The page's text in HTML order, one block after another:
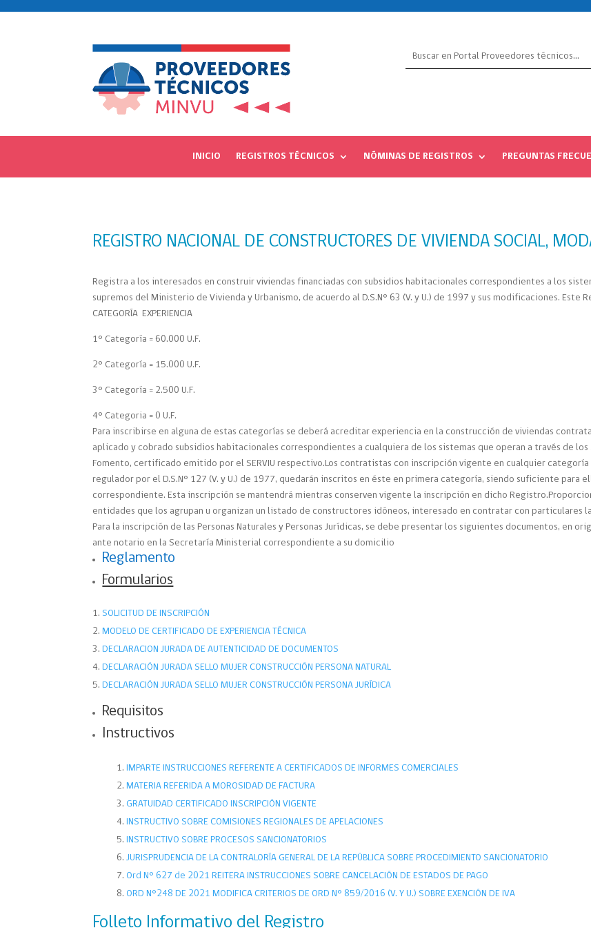
INICIO REGISTROS TÉCNICOS NÓMINAS DE REGISTROS PREGUNTAS
REGISTRO NACIONAL DE CONSTRUCTORES DE VIVIENDA SOCIAL,
Registra a los interesados en construir viviendas financiadas con subsidios habitacionales correspondientes a los
supremos del Ministerio de Vivienda y Urbanismo, de acuerdo al D.S.N° 63 (V. y U.) de 1997 y sus modificaciones.
CATEGORÍA EXPERIENCIA
1° Categoría = 60.000 U.F.
2° Categoría = 15.000 U.F.
3° Categoría = 2.500 U.F.
4° Categoria = 0 U.F.
Para inscribirse en alguna de estas categorías se deberá acreditar experiencia en la construcción de viviendas
aplicado y cobrado subsidios habitacionales correspondientes a cualquiera de los sistemas que operan a través de los
Fomento, certificado emitido por el SERVIU respectivo.Los contratistas con inscripción vigente en cualquier
regulador por el D.S.N° 127 (V. y U.) de 1977, quedarán inscritos en éste en primera categoría, siendo suficiente
correspondiente. Esta inscripción se mantendrá mientras conserven vigente la inscripción en dicho
entidades que los agrupan u organizan un listado de constructores idóneos, interesado en contratar con particulares
Para la inscripción de las Personas Naturales y Personas Jurídicas, se debe presentar los siguientes documentos, en
ante notario en la Secretaría Ministerial correspondiente a su domicilio
Reglamento
Formularios
SOLICITUD DE INSCRIPCIÓN
MODELO DE CERTIFICADO DE EXPERIENCIA TÉCNICA
DECLARACION JURADA DE AUTENTICIDAD DE DOCUMENTOS
DECLARACIÓN JURADA SELLO MUJER CONSTRUCCIÓN PERSONA NATURAL
DECLARACIÓN JURADA SELLO MUJER CONSTRUCCIÓN PERSONA JURÍDICA
Requisitos
Instructivos
IMPARTE INSTRUCCIONES REFERENTE A CERTIFICADOS DE INFORMES COMERCIALES
MATERIA REFERIDA A MOROSIDAD DE FACTURA
GRATUIDAD CERTIFICADO INSCRIPCIÓN VIGENTE
INSTRUCTIVO SOBRE COMISIONES REGIONALES DE APELACIONES
INSTRUCTIVO SOBRE PROCESOS SANCIONATORIOS
JURISPRUDENCIA DE LA CONTRALORÍA GENERAL DE LA REPÚBLICA SOBRE PROCEDIMIENTO SANCIONATORIO
Ord N° 627 de 2021 REITERA INSTRUCCIONES SOBRE CANCELACIÓN DE ESTADOS DE PAGO
ORD N°248 DE 2021 MODIFICA CRITERIOS DE ORD N° 859/2016 (V. Y U.) SOBRE EXENCIÓN DE IVA
Folleto Informativo del Registro